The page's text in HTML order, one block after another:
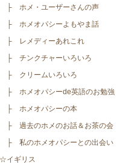
ホメ・ユーザーさんの声
ホメオパシーよもやま話
レメディーあれこれ
チンクチャーいろいろ
クリームいろいろ
ホメオパシーde英語のお勉強
ホメオパシーの本
過去のホメのお話＆お茶の会
私のホメオパシーとの出会い
イギリス